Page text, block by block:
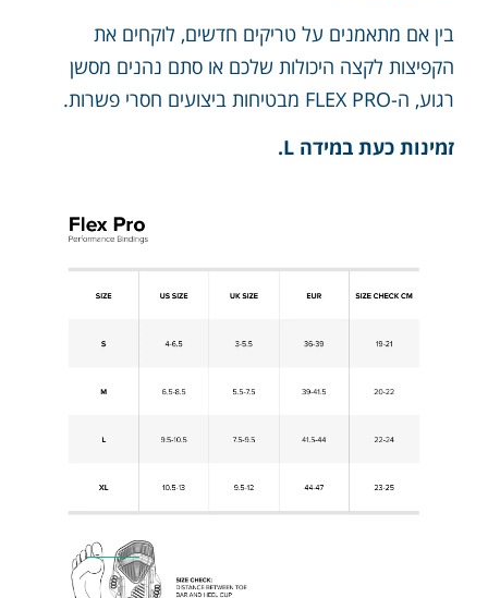
בין אם מתאמנים על טריקים חדשים, לוקחים את
הקפיצות לקצה היכולות שלכם או סתם נהנים מסשן
רגוע, ה-FLEX PRO מבטיחות ביצועים חסרי פשרות.
.L זמינות כעת במידה